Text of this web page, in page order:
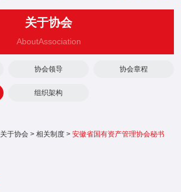
关于协会
AboutAssociation
协会领导 协会章程
组织架构
关于协会 >相关制度 >安徽省国有资产管理协会秘书